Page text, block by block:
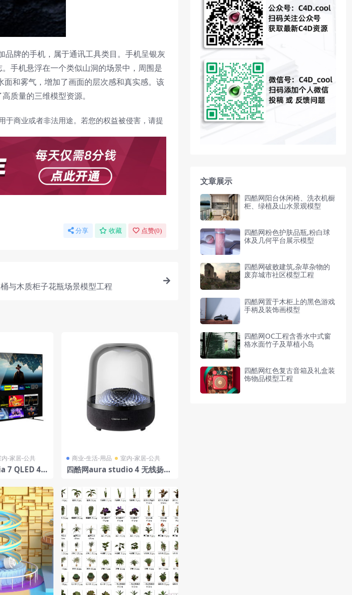
牌的手机，属于通讯工具类目。手机呈银灰
手机悬浮在一个类似山洞的场景中，周围是
和雾气，增加了画面的层次感和真实感。该
质量的三维模型资源。
于商业或者非法用途。若您的权益被侵害，请提
分享 收藏 点赞(0)
与木质柜子花瓶场景模型工程
内-家居-公共
7 QLED 4K
商业-生活-用品 室内-家居-公共
四酷网aura studio 4 无线扬声
文章展示
四酷网阳台休闲椅、洗衣机橱
柜、绿植及山水景观模型
四酷网粉色护肤品瓶,粉白球
体及几何平台展示模型
四酷网破败建筑,杂草杂物的
废弃城市社区模型工程
四酷网置于木柜上的黑色游戏
手柄及装饰画模型
四酷网OC工程含香水中式窗
格水面竹子及草植小岛
四酷网红色复古音箱及礼盒装
饰物品模型工程